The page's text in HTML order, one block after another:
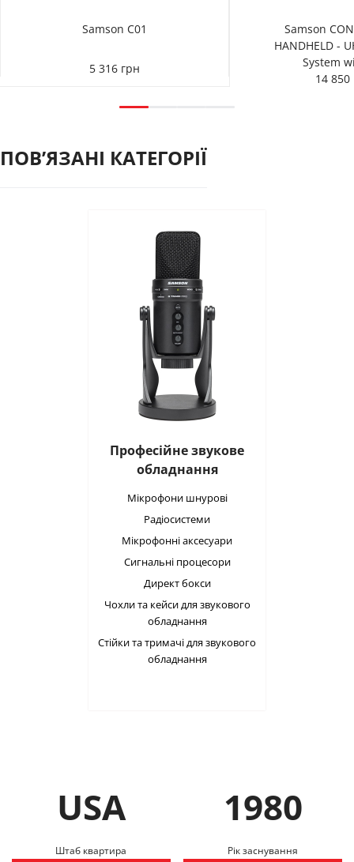
Samson C01
5 316 грн
Samson
HANDHELD -
System
14 850
ПОВʼЯЗАНІ КАТЕГОРІЇ
Професійне звукове
обладнання
Мікрофони шнурові
Радіосистеми
Мікрофонні аксесуари
Сигнальні процесори
Директ бокси
Чохли та кейси для звукового
обладнання
Стійки та тримачі для звукового
обладнання
USA
Штаб квартира
1980
Рік заснування